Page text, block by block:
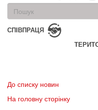
Пошукова
форма
Пошук
СПІВПРАЦЯ
До списку новин
На головну сторінку